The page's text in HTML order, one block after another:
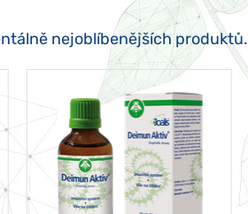
nejoblíbenějších produktů.